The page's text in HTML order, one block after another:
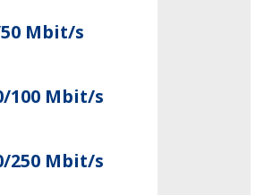
Mbit/s
100 Mbit/s
250 Mbit/s